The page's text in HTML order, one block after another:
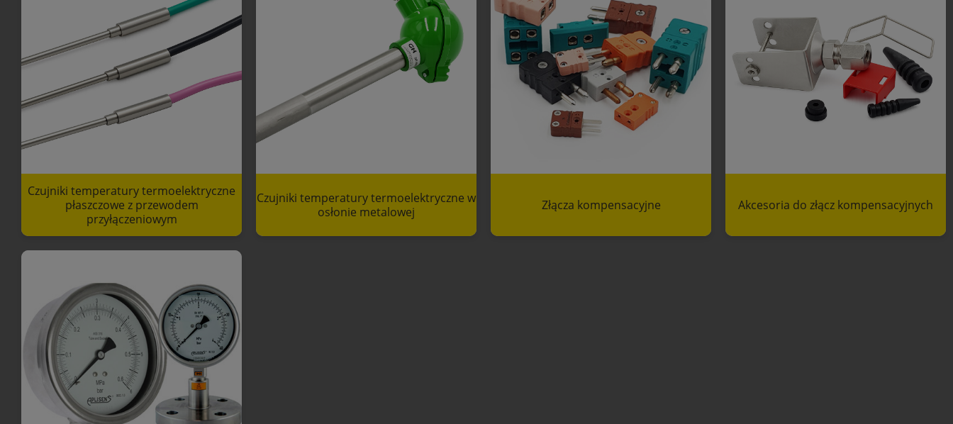
Czujniki temperatury termoelektryczne
płaszczowe z przewodem
przyłączeniowym
Czujniki temperatury termoelektryczne w
osłonie metalowej
Złącza kompensacyjne Akcesoria do złącz kompensacyjnych